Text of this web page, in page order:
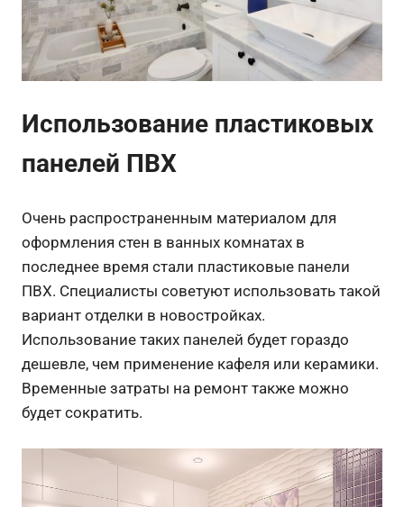
Использование пластиковых
панелей ПВХ
Очень распространенным материалом для
оформления стен в ванных комнатах в
последнее время стали пластиковые панели
ПВХ. Специалисты советуют использовать такой
вариант отделки в новостройках.
Использование таких панелей будет гораздо
дешевле, чем применение кафеля или керамики.
Временные затраты на ремонт также можно
будет сократить.